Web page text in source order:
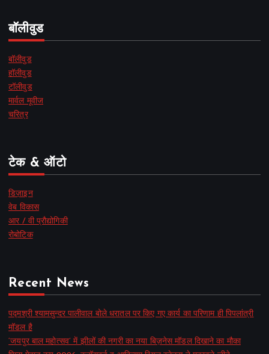
बॉलीवुड
बॉलीवुड
हॉलीवुड
टॉलीवुड
मार्वल मूवीज
चरित्र
टेक & ऑटो
डिज़ाइन
वेब विकास
आर / वी प्रौद्योगिकी
रोबोटिक
Recent News
पद्मश्री श्यामसुन्दर पालीवाल बोले धरातल पर किए गए कार्य का परिणाम ही पिपलांत्री
मॉडल है
‘जयपुर बाल महोत्सव’ में झीलों की नगरी का नया बिज़नेस मॉडल दिखाने का मौका